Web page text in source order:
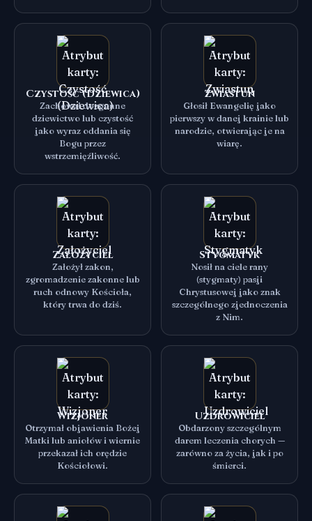
Czystość (Dziewica)
Zachował dozgonne
dziewictwo lub czystość
jako wyraz oddania się
Bogu przez
wstrzemięźliwość.
Zwiastun
Głosił Ewangelię jako
pierwszy w danej krainie lub
narodzie, otwierając je na
wiarę.
Założyciel
Założył zakon,
zgromadzenie zakonne lub
ruch odnowy Kościoła,
który trwa do dziś.
Stygmatyk
Nosił na ciele rany
(stygmaty) pasji
Chrystusowej jako znak
szczególnego zjednoczenia
z Nim.
Wizjoner
Otrzymał objawienia Bożej
Matki lub aniołów i wiernie
przekazał ich orędzie
Kościołowi.
Uzdrowiciel
Obdarzony szczególnym
darem leczenia chorych —
zarówno za życia, jak i po
śmierci.